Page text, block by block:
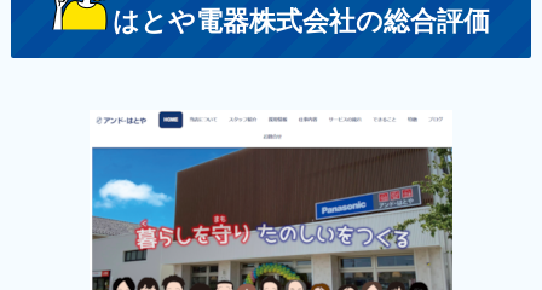
はとや電器株式会社の総合評価